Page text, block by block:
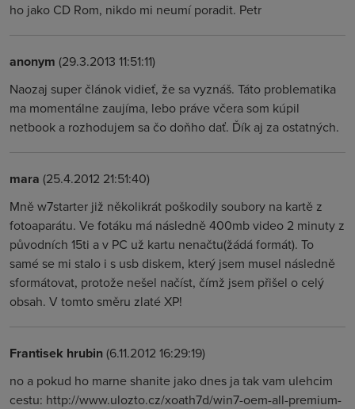
ho jako CD Rom, nikdo mi neumí poradit. Petr
anonym (29.3.2013 11:51:11)
Naozaj super článok vidieť, že sa vyznáš. Táto problematika
ma momentálne zaujíma, lebo práve včera som kúpil
netbook a rozhodujem sa čo doňho dať. Ďík aj za ostatných.
mara (25.4.2012 21:51:40)
Mně w7starter již několikrát poškodily soubory na kartě z
fotoaparátu. Ve fotáku má následně 400mb video 2 minuty z
původních 15ti a v PC už kartu nenačtu(žádá formát). To
samé se mi stalo i s usb diskem, který jsem musel následně
sformátovat, protože nešel načíst, čímž jsem přišel o celý
obsah. V tomto směru zlaté XP!
Frantisek hrubin(6.11.2012 16:29:19)
no a pokud ho marne shanite jako dnes ja tak vam ulehcim
cestu: http://www.ulozto.cz/xoath7d/win7-oem-all-premium-